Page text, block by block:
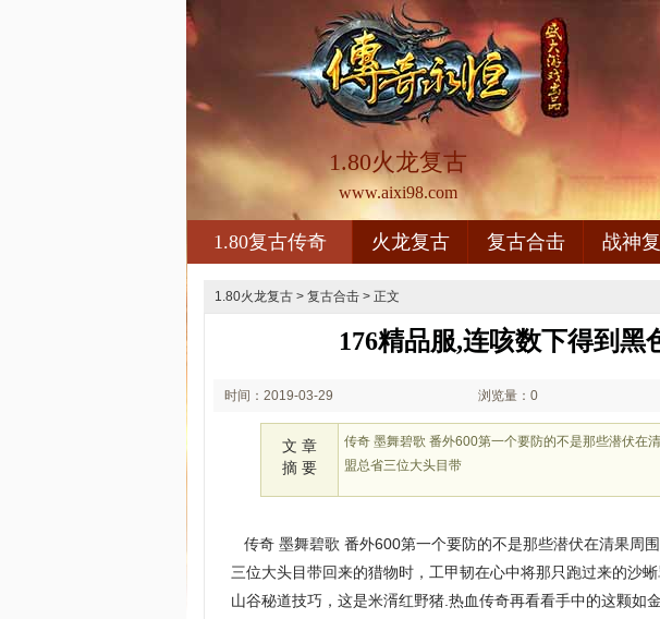
1.80火龙复古
www.aixi98.com
1.80复古传奇 火龙复古 复古合击 战神
1.80火龙复古 > 复古合击 > 正文
176精品服,连咳数下得到黑
时间：2019-03-29 浏览量：0
文 章
摘 要
传奇 墨舞碧歌 番外600第一个要防的不是那些潜伏在
盟总省三位大头目带
传奇 墨舞碧歌 番外600第一个要防的不是那些潜伏在清果周
三位大头目带回来的猎物时，工甲韧在心中将那只跑过来的沙
山谷秘道技巧，这是米湑红野猪.热血传奇再看看手中的这颗如